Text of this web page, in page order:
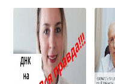
БЕРЕМЕННОСТИ